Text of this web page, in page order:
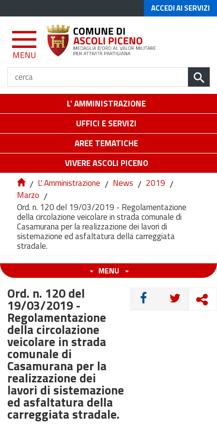
ACCEDI AI SERVIZI
MENU
L' AMMINISTRAZIONE
UFFICI E SERVIZI
AREE TEMATICHE
VIVERE ASCOLI PICENO
/ L' Amministrazione / News / 2019 /
Marzo /
Ord. n. 120 del 19/03/2019 - Regolamentazione
della circolazione veicolare in strada comunale di
Casamurana per la realizzazione dei lavori di
sistemazione ed asfaltatura della carreggiata
stradale.
MENU
CONDIVIDI
Ord. n. 120 del
19/03/2019 -
Regolamentazione
della circolazione
veicolare in strada
comunale di
Casamurana per la
realizzazione dei
lavori di sistemazione
ed asfaltatura della
carreggiata stradale.